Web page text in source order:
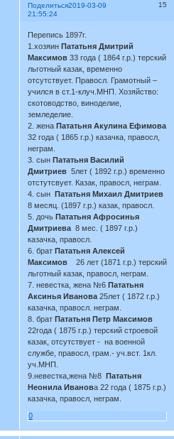
Поделиться 15
2019-03-09
21:55:24
Перепись 1897г.
1.хозяинПататьня Дмитрий
Максимов33 года ( 1864 г.р.) терский
льготный казак, временно
отсутствует. Правосл. Грамотный –
учился в ст.1-клуч.МНП. Хозяйство:
скотоводство, виноделие,
земледелие.
2. женаПататьня Акулина Ефимова
32 года ( 1865 г.р.) казачка, правосл,
неграм.
3. сынПататьня Василий
Дмитриев 5лет ( 1892 г.р.) временно
отстутсвует. Казак, правосл, неграм.
4. сынПататьня Михаил Дмитриев
8 месяц. (1897 г.р.) казак, правосл.
5. дочьПататьня Афросинья
Дмитриева 8 мес. ( 1897 г.р.)
казачка, правосл.
6. братПататьня Алексей
Максимов 26 лет (1871 г.р.) терский
льготный казак, правосл, неграм.
7. невестка, жена №6Пататьня
Аксинья Иванова 25лет ( 1872 г.р.)
казачка, правосл. неграм.
8. братПататьня Петр Максимов
22года ( 1875 г.р.) терский строевой
казак, отсутствует - на военной
службе, правосл, грам.- уч.вст. 1кл.
уч.МНП.
9.невестка,жена №8Пататьня
Неонила Иванова 22 года ( 1875 г.р.)
казачка, правосл, неграм.
0